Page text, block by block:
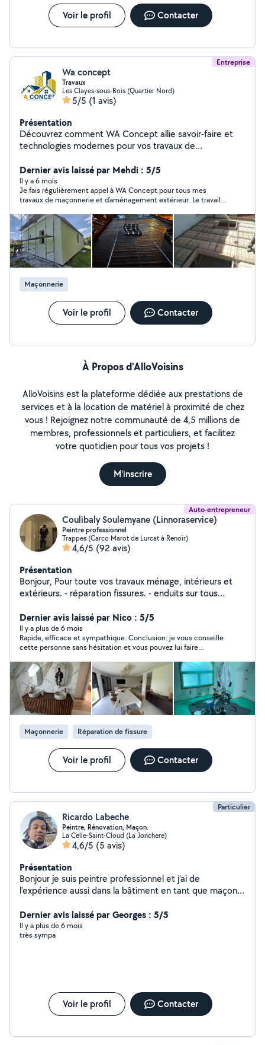
Voir le profil Contacter
Entreprise
Wa concept
Travaux
Les Clayes-sous-Bois (Quartier Nord)
5/5 (1 avis)
Présentation
Découvrez comment WA Concept allie savoir-faire et
technologies modernes pour vos travaux de
qualité et durabilité sur chaque projet.
Dernier avis laissé par Mehdi : 5/5
Il y a 6 mois
Je fais régulièrement appel à WA Concept pour tous mes
travaux de maçonnerie et d’aménagement extérieur. Le travail
Récemment, ils m’ont installé un nouveau portail extérieur et le
résultat est impeccable. Une équipe sérieuse, efficace et de
confiance que je recommande sans hésitation.
Maçonnerie
Voir le profil Contacter
À Propos d’AlloVoisins
AlloVoisins est la plateforme dédiée aux prestations de
services et à la location de matériel à proximité de chez
vous ! Rejoignez notre communauté de 4,5 millions de
membres, professionnels et particuliers, et facilitez
votre quotidien pour tous vos projets !
M'inscrire
Auto-entrepreneur
Coulibaly Soulemyane (Linnoraservice)
Peintre professionnel
Trappes (Carco Marot de Lurcat à Renoir)
4,6/5 (92 avis)
Présentation
Bonjour, Pour toute vos travaux ménage, intérieurs et
extérieurs. - réparation fissures. - enduits sur tous
faïence, sol et mur, pose de receveur de douche,
italienne, pose des toilettes suspendue avec son
coffrage Pose plaque murs et plafonds. - isolations en
laine de verre et polystyrène...etc - pose bande a joint
et bande armée pour les joints de plaque. -couche
d'impression - peinture en acrylique,satin...etc avec
couleur tout dépend du client. Décapage et pose de
papier peint. - pose de lino parquet, pose installation
d'électricité, boîte, interrupteur, prises, lampes. -
évacuation des eaux en tuyauterie PVC. - montage
meuble, lit, dressing. - fixations support TV, cadre
décoratif, miroirs, portemanteau sur murs. nettoyage
jardins. - ainsi tout bricolage en maçonnerie. Veuillez me
contacter pour un devis gratuit. Expérience de plus de
qualité et meilleurs prix
Dernier avis laissé par Nico : 5/5
Il y a plus de 6 mois
Rapide, efficace et sympathique. Conclusion: je vous conseille
cette personne sans hésitation et vous pouvez lui faire
Maçonnerie Réparation de fissure
Voir le profil Contacter
Particulier
Ricardo Labeche
Peintre, Rénovation, Maçon.
La Celle-Saint-Cloud (La Jonchere)
4,6/5 (5 avis)
Présentation
Bonjour je suis peintre professionnel et j'ai de
l'expérience aussi dans la bâtiment en tant que maçon.
disponible en île de France dès aujourd'hui. Je peux faire
votre devis gratuitement. Merci de me contacter si vous
êtes intéressé par mon annonce. Cordialement Ricardo
Dernier avis laissé par Georges : 5/5
Il y a plus de 6 mois
très sympa
Voir le profil Contacter